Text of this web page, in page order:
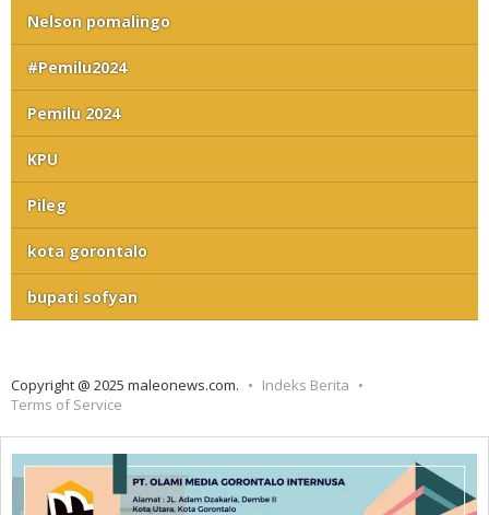
Nelson pomalingo
#Pemilu2024
Pemilu 2024
KPU
Pileg
kota gorontalo
bupati sofyan
Copyright @ 2025 maleonews.com.
Indeks Berita
Terms of Service